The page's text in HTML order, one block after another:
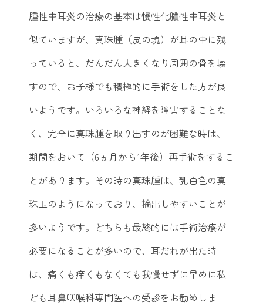
腫性中耳炎の治療の基本は慢性化膿性中耳炎と
似ていますが、真珠腫（皮の塊）が耳の中に残
っていると、だんだん大きくなり周囲の骨を壊
すので、お子様でも積極的に手術をした方が良
いようです。いろいろな神経を障害することな
く、完全に真珠腫を取り出すのが困難な時は、
期間をおいて（6ヵ月から1年後）再手術をするこ
とがあります。その時の真珠腫は、乳白色の真
珠玉のようになっており、摘出しやすいことが
多いようです。どちらも最終的には手術治療が
必要になることが多いので、耳だれが出た時
は、痛くも痒くもなくても我慢せずに早めに私
ども耳鼻咽喉科専門医への受診をお勧めしま